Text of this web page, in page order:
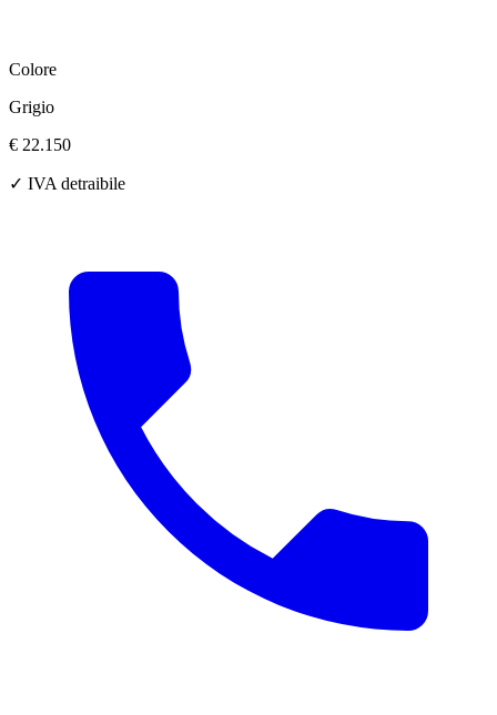
Colore
Grigio
€ 22.150
✓ IVA detraibile